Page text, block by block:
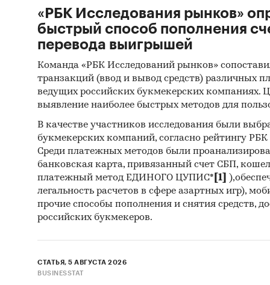
или
работы
В
«РБК Исследования рынков»
быстрый способ пополнения
перевода выигрышей
Команда «РБК Исследований рынков»
транзакций (ввод и вывод средств) различных
ведущих российских букмекерских компаниях.
выявление наиболее быстрых методов для
В качестве участников исследования были
букмекерских компаний, согласно рейтингу
Среди платежных методов были
банковская карта, привязанный счет СБП,
платежный метод ЕДИНОГО ЦУПИС* [1]
легальность расчетов в сфере азартных игр),
прочие способы пополнения и снятия средств,
российских букмекеров.
СТАТЬЯ, 5 АВГУСТА 2026
BUSINESSTAT